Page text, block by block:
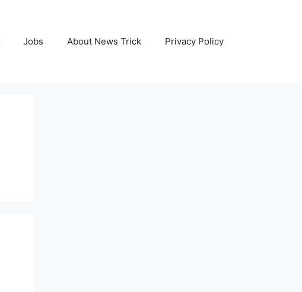
Jobs About News Trick Privacy Policy